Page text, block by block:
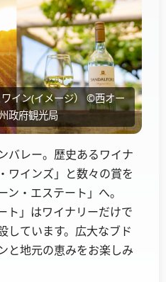
イン(イメージ） ©西オー
政府観光局
バレー。歴史あるワイナ
ワインズ」と数々の賞を
・エステート」へ。
ト」はワイナリーだけで
しています。広大なブド
と地元の恵みをお楽しみ